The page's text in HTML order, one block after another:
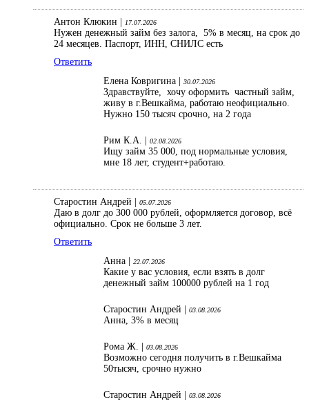
Антон Клюкин | 17.07.2026
Нужен денежный займ без залога, 5% в месяц, на срок до
24 месяцев. Паспорт, ИНН, СНИЛС есть
Ответить
Елена Ковригина |
30.07.2026
Здравствуйте, хочу оформить частный займ,
живу в г.Вешкайма, работаю неофициально.
Нужно 150 тысяч срочно, на 2 года
Рим К.А. | 02.08.2026
Ищу займ 35 000, под нормальные условия,
мне 18 лет, студент+работаю.
Старостин Андрей | 05.07.2026
Даю в долг до 300 000 рублей, оформляется договор, всё
официально. Срок не больше 3 лет.
Ответить
Анна |
22.07.2026
Какие у вас условия, если взять в долг
денежный займ 100000 рублей на 1 год
Старостин Андрей | 03.08.2026
Анна, 3% в месяц
Рома Ж. | 03.08.2026
Возможно сегодня получить в г.Вешкайма
50тысяч, срочно нужно
Старостин Андрей | 03.08.2026